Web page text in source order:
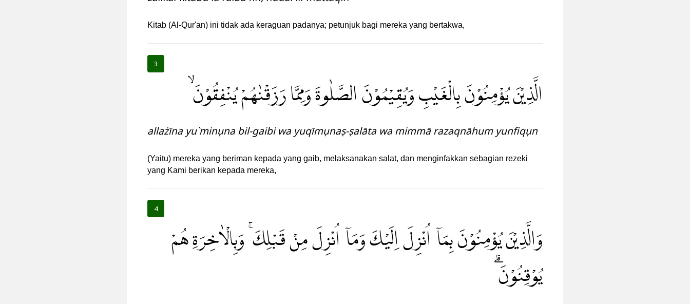
Kitab (Al-Qur'an) ini tidak ada keraguan padanya; petunjuk bagi mereka yang bertakwa,
3
الَّذِيْنَ يُؤْمِنُوْنَ بِالْغَيْبِ وَيُقِيْمُوْنَ الصَّلٰوةَ وَمِمَّا رَزَقْنٰهُمْ يُنْفِقُوْنَ ۙ
allażīna yu`minụna bil-gaibi wa yuqīmụnaṣ-ṣalāta wa mimmā razaqnāhum yunfiqụn
(Yaitu) mereka yang beriman kepada yang gaib, melaksanakan salat, dan menginfakkan sebagian rezeki
yang Kami berikan kepada mereka,
4
وَالَّذِيْنَ يُؤْمِنُوْنَ بِمَآ اُنْزِلَ اِلَيْكَ وَمَآ اُنْزِلَ مِنْ قَبْلِكَ ۚ وَبِالْاٰخِرَةِ هُمْ
يُوْقِنُوْنَۗ